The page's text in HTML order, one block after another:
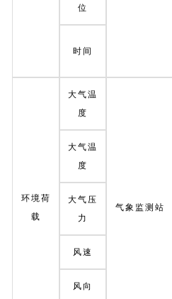
位
时间
环境荷
载
大气温
度
气象监测站
大气温
度
大气压
力
风速
风向